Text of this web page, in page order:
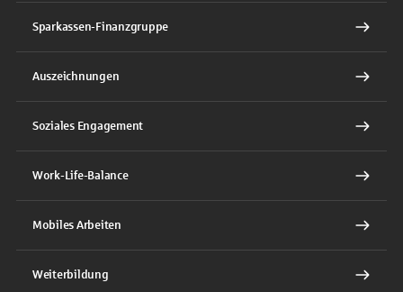
Sparkassen-Finanzgruppe
Auszeichnungen
Soziales Engagement
Work-Life-Balance
Mobiles Arbeiten
Weiterbildung